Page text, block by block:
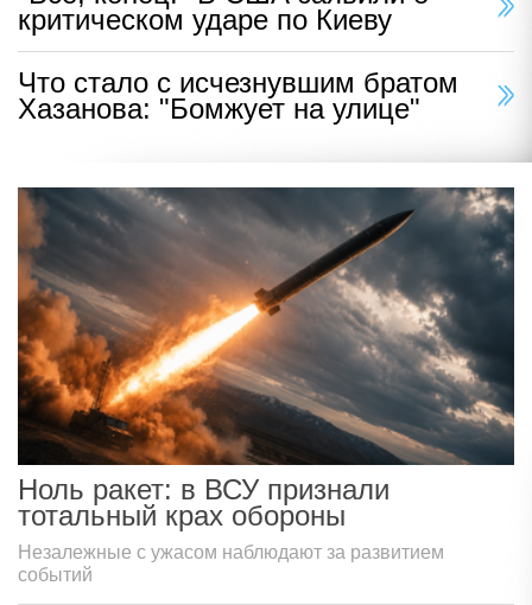
критическом ударе по Киеву
Что стало с исчезнувшим братом
Хазанова: "Бомжует на улице"
Ноль ракет: в ВСУ признали
тотальный крах обороны
Незалежные с ужасом наблюдают за развитием
событий